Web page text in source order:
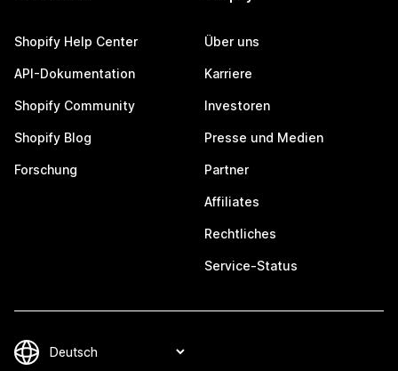
Shopify Help Center
API-Dokumentation
Shopify Community
Shopify Blog
Forschung
Über uns
Karriere
Investoren
Presse und Medien
Partner
Affiliates
Rechtliches
Service-Status